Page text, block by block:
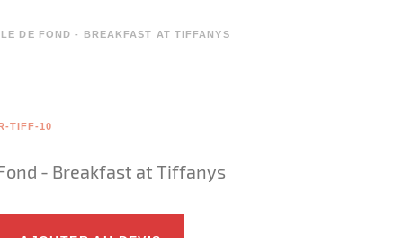
DE FOND - BREAKFAST AT TIFFANYS
TIFF-10
- Breakfast at Tiffanys